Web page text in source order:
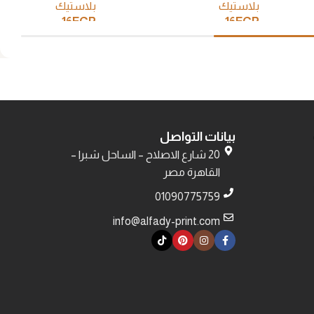
بلاستيك
16EGP
بلاستيك
16EGP
بيانات التواصل
20 شارع الاصلاح – الساحل شبرا –
القاهرة مصر
01090775759
info@alfady-print.com